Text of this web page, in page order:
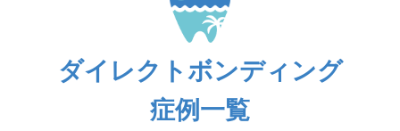
ダイレクトボンディング
症例一覧